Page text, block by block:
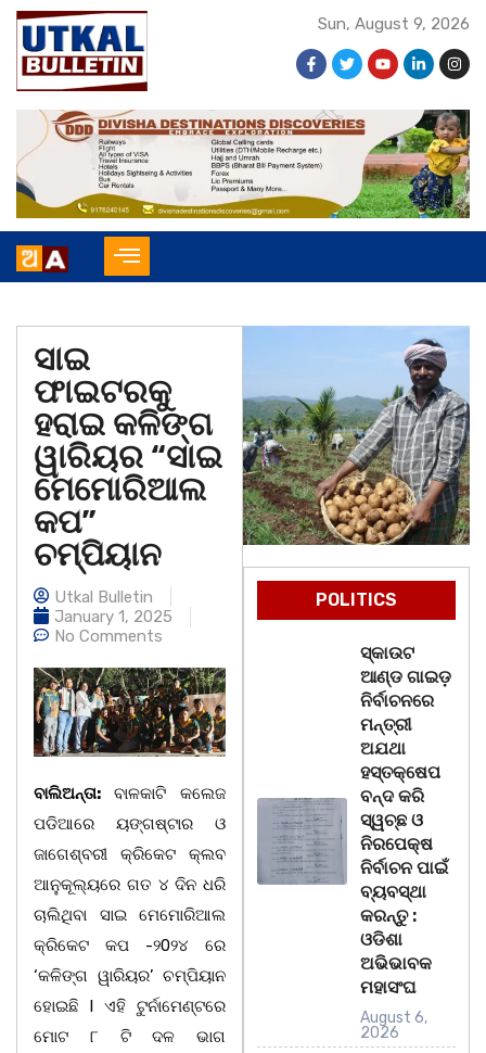
Sun, August 9, 2026
ସାଇ
ଫାଇଟରକୁ
ହରାଇ କଳିଙ୍ଗ
ୱାରିୟର “ସାଇ
ମେମୋରିଆଲ
କପ”
ଚମ୍ପିୟାନ
Utkal Bulletin
January 1, 2025
No Comments
ବାଲିଅନ୍ତା: ବାଳକାଟି କଲେଜ
ପଡିଆରେ ୟଙ୍ଗଷ୍ଟାର ଓ
ଜାଗେଶ୍ବରୀ କ୍ରିକେଟ କ୍ଲବ
ଆନୁକୂଲ୍ୟରେ ଗତ ୪ ଦିନ ଧରି
ଚାଲିଥିବା ସାଇ ମେମୋରିଆଲ
କ୍ରିକେଟ କପ -୨0୨୪ ରେ
‘କଳିଙ୍ଗ ୱାରିୟର’ ଚମ୍ପିୟାନ
ହୋଇଛି l ଏହି ଟୁର୍ନାମେଣ୍ଟରେ
ମୋଟ ୮ ଟି ଦଳ ଭାଗ
POLITICS
ସ୍କାଉଟ
ଆଣ୍ଡ ଗାଇଡ଼
ନିର୍ବାଚନରେ
ମନ୍ତ୍ରୀ
ଅଯଥା
ହସ୍ତକ୍ଷେପ
ବନ୍ଦ କରି
ସ୍ୱଚ୍ଛ ଓ
ନିରପେକ୍ଷ
ନିର୍ବାଚନ ପାଇଁ
ବ୍ୟବସ୍ଥା
କରନ୍ତୁ :
ଓଡିଶା
ଅଭିଭାବକ
ମହାସଂଘ
August 6,
2026